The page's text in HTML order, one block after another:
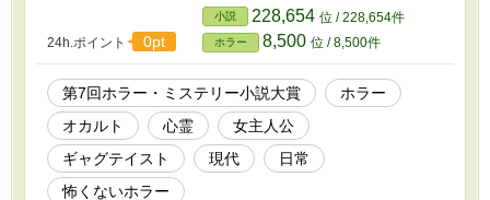
がったり怖がらなかったりして現世を彷徨う物
語である。
24h.ポイント
0pt
小説 228,654 位 / 228,654件
ホラー 8,500 位 / 8,500件
第7回ホラー・ミステリー小説大賞
ホラー
オカルト
心霊
女主人公
ギャグテイスト
現代
日常
怖くないホラー